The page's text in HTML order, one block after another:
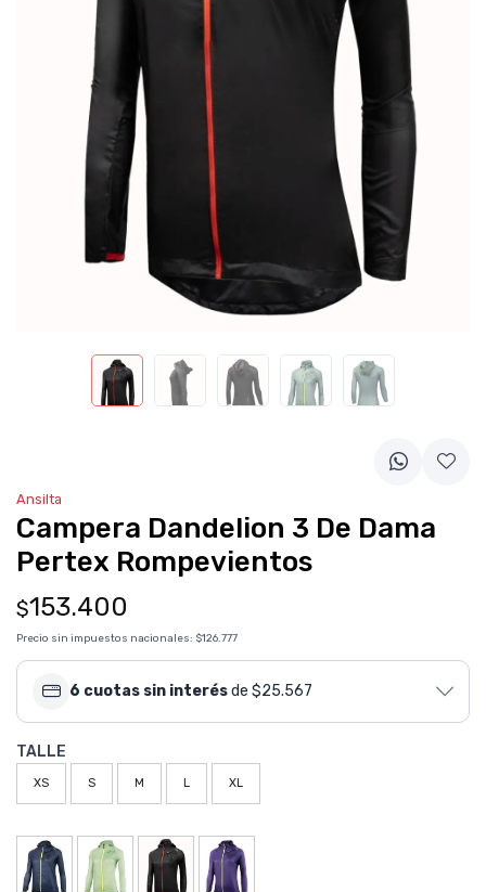
Ansilta
Campera Dandelion 3 De Dama
Pertex Rompevientos
$153.400
Precio sin impuestos nacionales: $126.777
6 cuotas sin interésde $25.567
TALLE
XS S M L XL